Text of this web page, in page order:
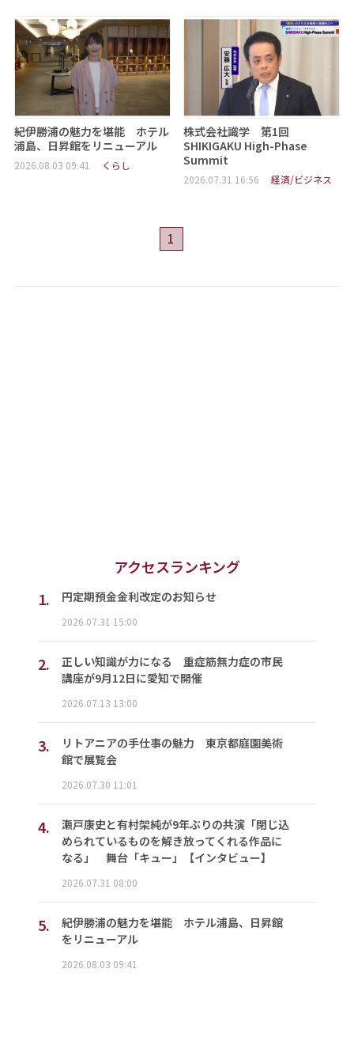
紀伊勝浦の魅力を堪能 ホテル
浦島、日昇館をリニューアル
2026.08.03 09:41 くらし
株式会社識学 第1回
SHIKIGAKU High-Phase
Summit
2026.07.31 16:56 経済/ビジネス
1
アクセスランキング
1.
円定期預金金利改定のお知らせ
2026.07.31 15:00
2.
正しい知識が力になる 重症筋無力症の市民
講座が9月12日に愛知で開催
2026.07.13 13:00
3.
リトアニアの手仕事の魅力 東京都庭園美術
館で展覧会
2026.07.30 11:01
4.
瀬戸康史と有村架純が9年ぶりの共演「閉じ込
められているものを解き放ってくれる作品に
なる」 舞台「キュー」【インタビュー】
2026.07.31 08:00
5.
紀伊勝浦の魅力を堪能 ホテル浦島、日昇館
をリニューアル
2026.08.03 09:41